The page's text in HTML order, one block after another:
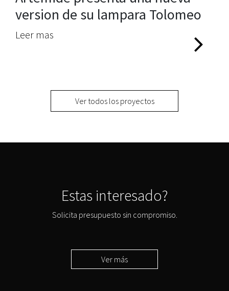
version de su lampara Tolomeo
Leer mas
Ver todos los proyectos
Estas interesado?
Solicita presupuesto sin compromiso.
Ver más